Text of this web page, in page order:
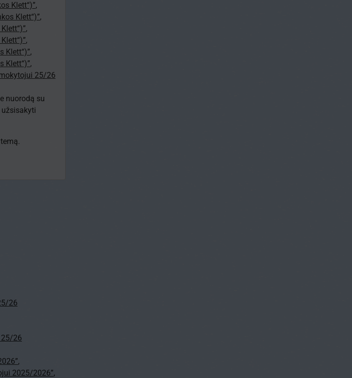
Klett“)”,
Klett“)”,
,
,
Klett“)”,
Klett“)”,
25/26
nuorodą su
26
25/26
,
2025/2026”,